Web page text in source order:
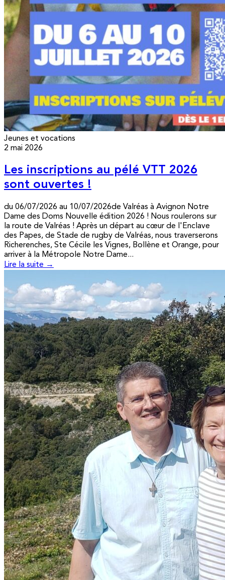
Jeunes et vocations
2 mai 2026
Les inscriptions au pélé VTT 2026
sont ouvertes !
du 06/07/2026 au 10/07/2026de Valréas à Avignon Notre
Dame des Doms Nouvelle édition 2026 ! Nous roulerons sur
la route de Valréas ! Après un départ au cœur de l'Enclave
des Papes, de Stade de rugby de Valréas, nous traverserons
Richerenches, Ste Cécile les Vignes, Bollène et Orange, pour
arriver à la Métropole Notre Dame...
Lire la suite →